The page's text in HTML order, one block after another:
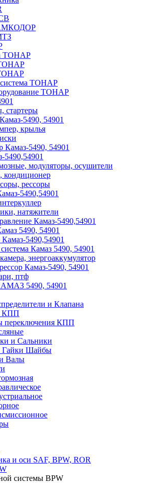
АМКОДОР
ТОНАР
система ТОНАР
ТОНАР
стартеры
5490, 54901
крылья
Камаз-5490, 54901
модуляторы, осушители
кондиционер
рессоры
5490,54901
натяжители
Камаз-5490,54901
5490, 54901
5490,54901
Камаз 5490, 54901
энергоаккумулятор
Камаз-5490, 54901
птф
5490, 54901
и Клапана
КПП
переключения КПП
и Сальники
Гайки Шайбы
Валы
и оси SAF, BPW, ROR
системы BPW